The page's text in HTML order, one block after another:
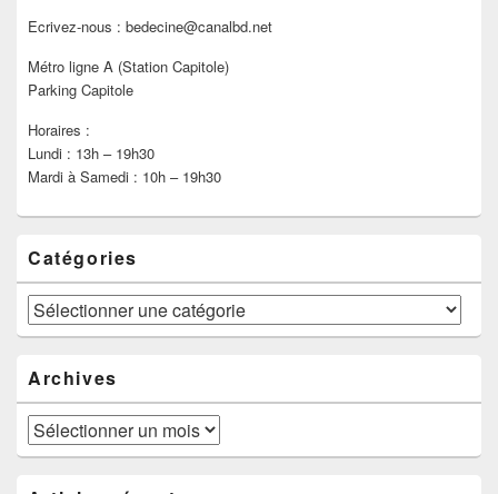
Ecrivez-nous : bedecine@canalbd.net
Métro ligne A (Station Capitole)
Parking Capitole
Horaires :
Lundi : 13h – 19h30
Mardi à Samedi : 10h – 19h30
Catégories
Catégories
Archives
Archives